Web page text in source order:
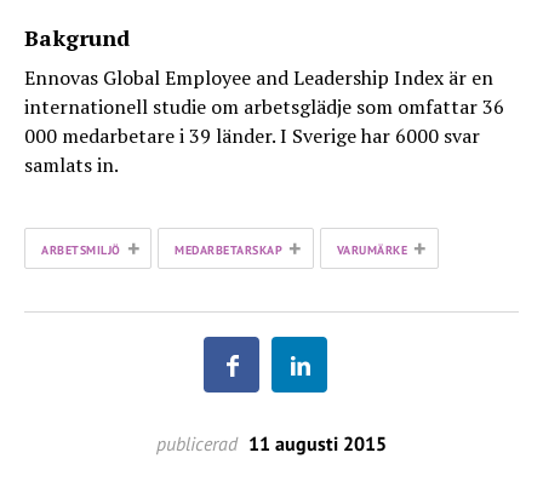
Bakgrund
Ennovas Global Employee and Leadership Index är en
internationell studie om arbetsglädje som omfattar 36
000 medarbetare i 39 länder. I Sverige har 6000 svar
samlats in.
ARBETSMILJÖ + MEDARBETARSKAP + VARUMÄRKE +
publicerad 11 augusti 2015